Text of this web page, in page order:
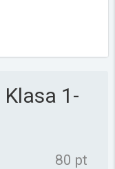
Klasa 1-
80 pt